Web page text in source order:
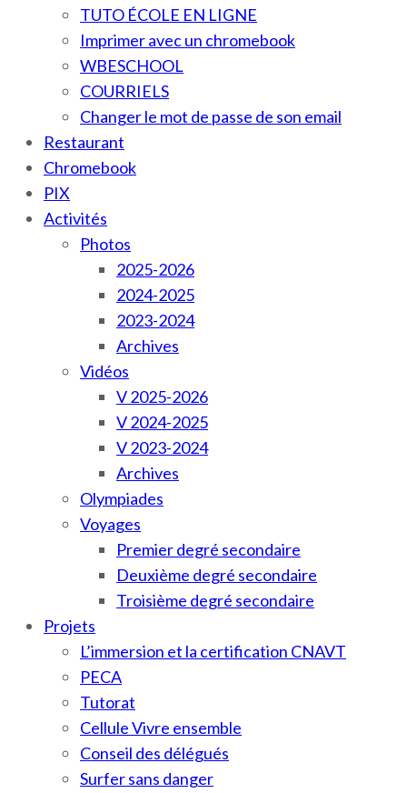
TUTO ÉCOLE EN LIGNE
Imprimer avec un chromebook
WBESCHOOL
COURRIELS
Changer le mot de passe de son email
Restaurant
Chromebook
PIX
Activités
Photos
2025-2026
2024-2025
2023-2024
Archives
Vidéos
V 2025-2026
V 2024-2025
V 2023-2024
Archives
Olympiades
Voyages
Premier degré secondaire
Deuxième degré secondaire
Troisième degré secondaire
Projets
L’immersion et la certification CNAVT
PECA
Tutorat
Cellule Vivre ensemble
Conseil des délégués
Surfer sans danger